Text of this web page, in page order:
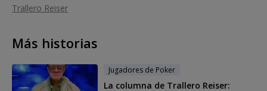
Trallero Reiser
Más historias
Jugadores de Poker
La columna de Trallero Reiser: